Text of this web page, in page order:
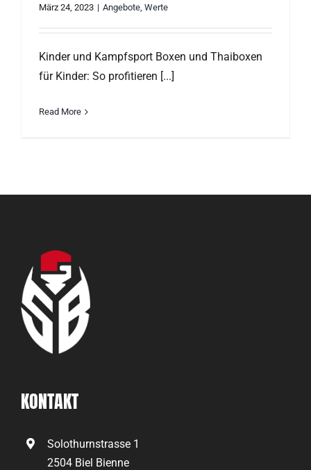
März 24, 2023 | Angebote, Werte
Kinder und Kampfsport Boxen und Thaiboxen
für Kinder: So profitieren [...]
Read More
KONTAKT
Solothurnstrasse 1
2504 Biel Bienne